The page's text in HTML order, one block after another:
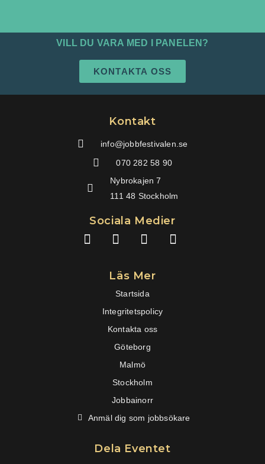
VILL DU VARA MED I PANELEN?
KONTAKTA OSS
Kontakt
info@jobbfestivalen.se
070 282 58 90
Nybrokajen 7
111 48 Stockholm
Sociala Medier
L
F
e
b
o
o
k
I
t
a
g
r
a
Y
Läs Mer
Startsida
Integritetspolicy
Kontakta oss
Göteborg
Malmö
Stockholm
Jobbainorr
Anmäl dig som jobbsökare
Dela Eventet